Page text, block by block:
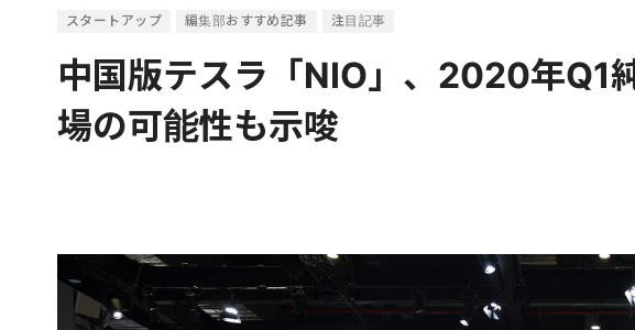
スタートアップ 編集部おすすめ記事 注目記事
中国版テスラ「NIO」、2020年
場の可能性も示唆